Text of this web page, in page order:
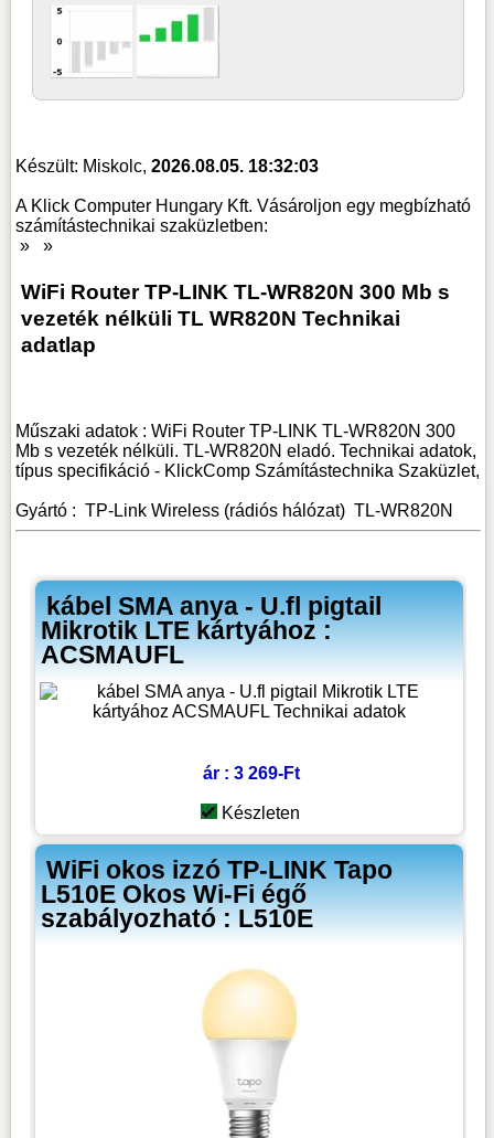
Készült: Miskolc,2026.08.05. 18:32:03
A Klick Computer Hungary Kft. Vásároljon egy megbízható
számítástechnikai szaküzletben:
»
»
WiFi Router TP-LINK TL-WR820N 300 Mb s
vezeték nélküli TL WR820N Technikai
adatlap
Műszaki adatok : WiFi Router TP-LINK TL-WR820N 300
Mb s vezeték nélküli. TL-WR820N eladó. Technikai adatok,
típus specifikáció - KlickComp Számítástechnika Szaküzlet,
Gyártó :TP-Link Wireless (rádiós hálózat) TL-WR820N
kábel SMA anya - U.fl pigtail
Mikrotik LTE kártyához :
ACSMAUFL
ár : 3 269-Ft
Készleten
WiFi okos izzó TP-LINK Tapo
L510E Okos Wi-Fi égő
szabályozható : L510E